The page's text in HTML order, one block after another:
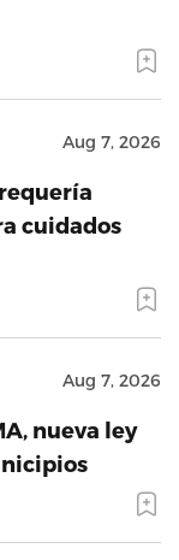
Aug 7, 2026
cuidados
Aug 7, 2026
nueva ley